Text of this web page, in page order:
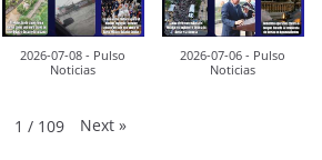
2026-07-08 - Pulso
Noticias
2026-07-06 - Pulso
Noticias
1 / 109 Next »